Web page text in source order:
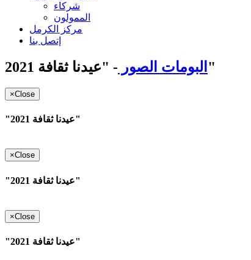
شركاء
الممولون
مركز الكرمل
إتصل بنا
البومات الصور - "عيدنا ثقافة 2021"
×Close
"عيدنا ثقافة 2021"
×Close
"عيدنا ثقافة 2021"
×Close
"عيدنا ثقافة 2021"